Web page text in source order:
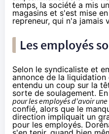
temps, la société a mis
magasins et s'est mise
repreneur, qui n'a jamais
Les employés
Selon le syndicaliste et
annonce de la
entendu un coup sur la
sorte de soulagement.
pour les employés d'avoir
confié, alors que le
direction impliquait un
pour les employés.